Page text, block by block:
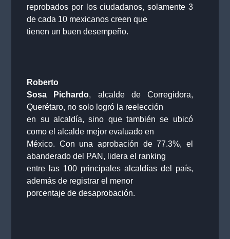
reprobados por los ciudadanos, solamente 3
de cada 10 mexicanos creen que
tienen un buen desempeño.
Roberto
Sosa Pichardo, alcalde de Corregidora,
Querétaro, no solo logró la reelección
en su alcaldía, sino que también se ubicó
como el alcalde mejor evaluado en
México. Con una aprobación de 77.3%, el
abanderado del PAN, lidera el ranking
entre las 100 principales alcaldías del país,
además de registrar el menor
porcentaje de desaprobación.